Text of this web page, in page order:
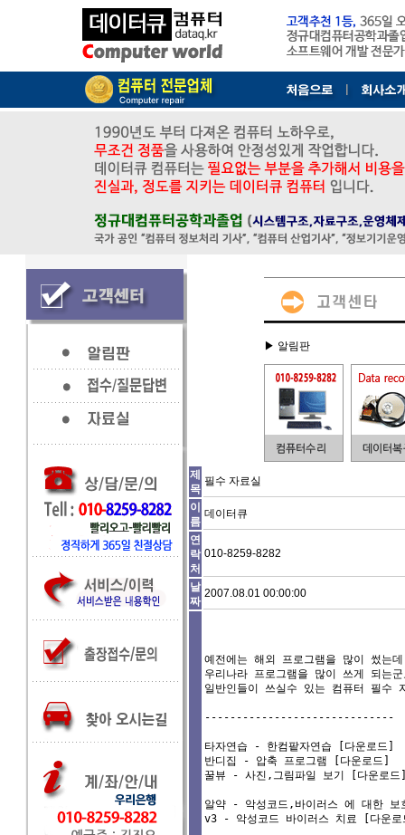
▶ 알림판
제
목
필수 자료실
이
름
데이터큐
연
락
처
010-8259-8282
날
짜
2007.08.01 00:00:00
예전에는 해외 프로그램을 많이 썼는
우리나라 프로그램을 많이 쓰게 되는
일반인들이 쓰실수 있는 컴퓨터 필수
------------------------------
타자연습 - 한컴팥자연습 [ 다운로드
반디집 - 압축 프로그램 [ 다운로드
꿀뷰 - 사진,그림파일 보기 [ 다운로드
알약 - 악성코드,바이러스 에 대한
v3 - 악성코드 바이러스 치료 [ 다운로